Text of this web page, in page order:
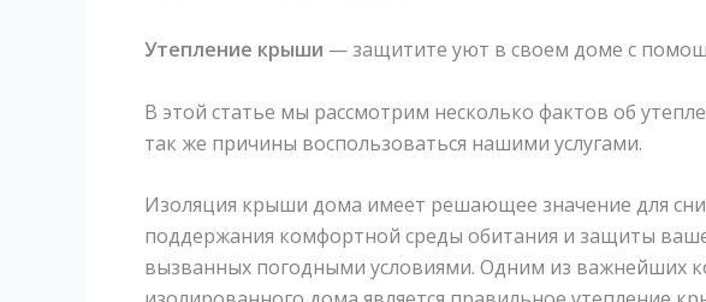
Утепление крыши — защитите уют в своем доме с
В этой статье мы рассмотрим несколько фактов об
так же причины воспользоваться нашими услугами.
Изоляция крыши дома имеет решающее значение для
поддержания комфортной среды обитания и защиты
вызванных погодными условиями. Одним из важнейших